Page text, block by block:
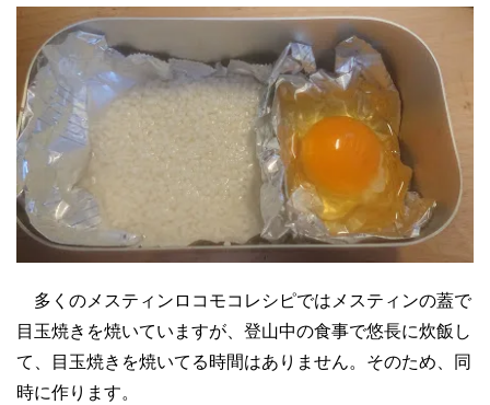
多くのメスティンロコモコレシピではメスティンの蓋で
目玉焼きを焼いていますが、 登山中の食事で悠長に炊飯し
て、目玉焼きを焼いてる時間はありません。 そのため、同
時に作ります。